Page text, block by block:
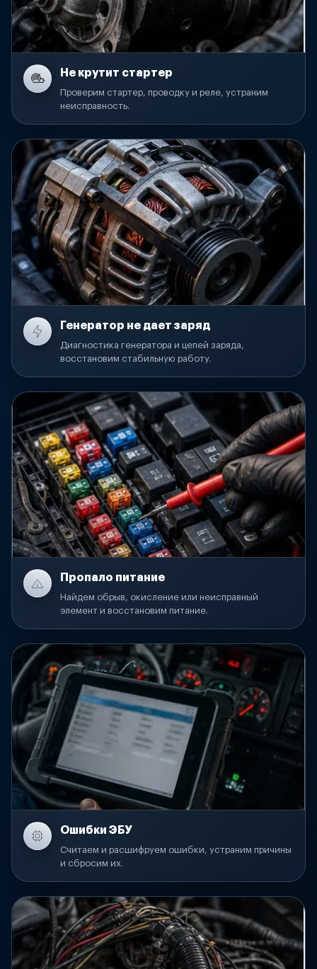
Не крутит стартер
Проверим стартер, проводку и реле, устраним
неисправность.
Генератор не дает заряд
Диагностика генератора и цепей заряда,
восстановим стабильную работу.
Пропало питание
Найдем обрыв, окисление или неисправный
элемент и восстановим питание.
Ошибки ЭБУ
Считаем и расшифруем ошибки, устраним причины
и сбросим их.